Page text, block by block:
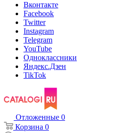
Вконтакте
Facebook
Twitter
Instagram
Telegram
YouTube
Одноклассники
Яндекс.Дзен
TikTok
Отложенные 0
Корзина 0